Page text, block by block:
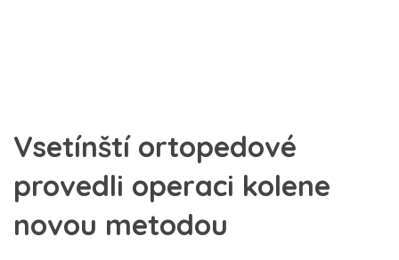
Vsetínští ortopedové
provedli operaci kolene
novou metodou